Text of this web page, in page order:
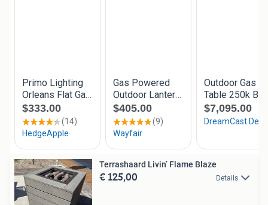
Terrashaard Livin’ Flame Blaze
€ 125,00 Details